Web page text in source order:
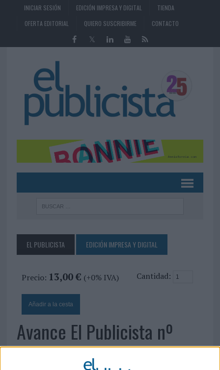
INICIAR SESIÓN EDICIÓN IMPRESA Y DIGITAL
TIENDA
OFERTA EDITORIAL
QUIERO SUSCRIBIRME CONTACTO
EL PUBLICISTA EDICIÓN IMPRESA Y DIGITAL
Precio: 13,00 € (+0% IVA) Cantidad:
Avance El Publicista nº
232: Especial Social Media